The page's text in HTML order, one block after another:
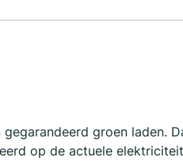
groen laden.
op de actuele